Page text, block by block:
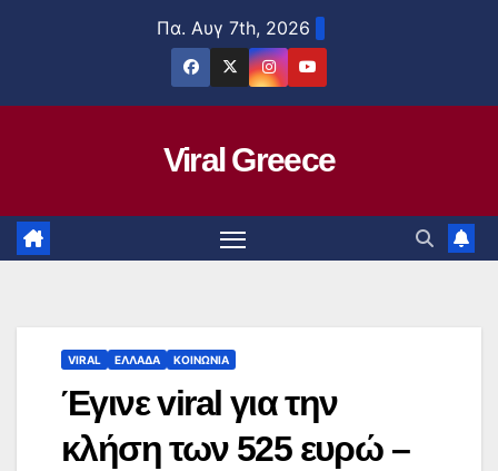
Πα. Αυγ 7th, 2026
Viral Greece
VIRAL ΕΛΛΑΔΑ ΚΟΙΝΩΝΙΑ
Έγινε viral για την
κλήση των 525 ευρώ –